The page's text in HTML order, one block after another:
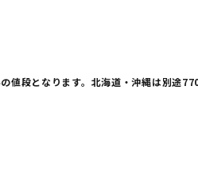
値段となります。北海道・沖縄は別途770